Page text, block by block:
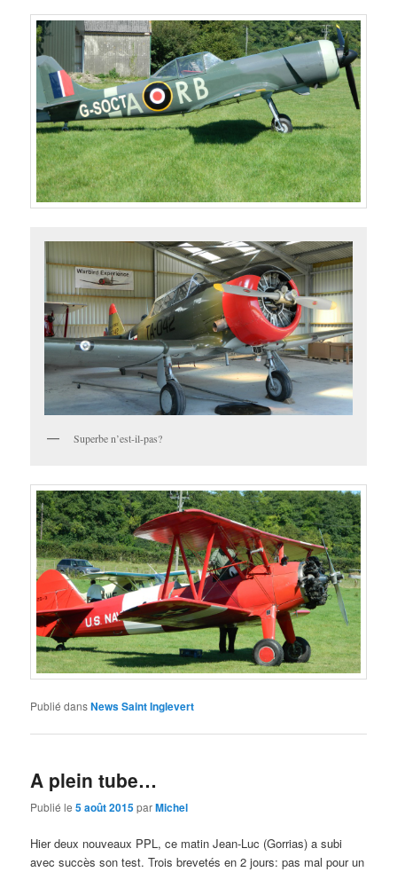
Superbe n’est-il-pas?
Publié dansNews Saint Inglevert
A plein tube…
Publié le5 août 2015parMichel
Hier deux nouveaux PPL, ce matin Jean-Luc (Gorrias) a subi
avec succès son test. Trois brevetés en 2 jours: pas mal pour un